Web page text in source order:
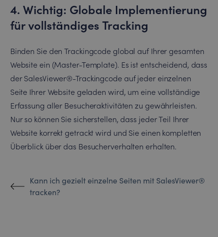
4. Wichtig: Globale Implementierung
für vollständiges Tracking
Binden Sie den Trackingcode global auf Ihrer gesamten
Website ein (Master-Template). Es ist entscheidend, dass
der SalesViewer®-Trackingcode auf jeder einzelnen
Seite Ihrer Website geladen wird, um eine vollständige
Erfassung aller Besucheraktivitäten zu gewährleisten.
Nur so können Sie sicherstellen, dass jeder Teil Ihrer
Website korrekt getrackt wird und Sie einen kompletten
Überblick über das Besucherverhalten erhalten.
Kann ich gezielt einzelne Seiten mit SalesViewer®
tracken?